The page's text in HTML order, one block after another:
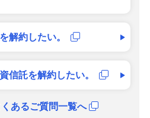
解約したい。
信託を解約したい。
あるご質問一覧へ